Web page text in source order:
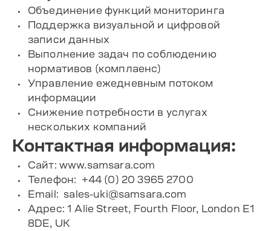
Объединение функций мониторинга
Поддержка визуальной и цифровой
записи данных
Выполнение задач по соблюдению
нормативов (комплаенс)
Управление ежедневным потоком
информации
Снижение потребности в услугах
нескольких компаний
Контактная информация:
Сайт: www.samsara.com
Телефон: +44 (0) 20 3965 2700
Email: sales-uki@samsara.com
Адрес: 1 Alie Street, Fourth Floor, London E1
8DE, UK